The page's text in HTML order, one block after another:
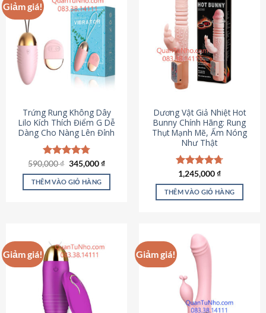
Giảm giá!
Trứng Rung Không Dây
Lilo Kích Thích Điểm G Dễ
Dàng Cho Nàng Lên Đỉnh
Được xếp
hạng4.79
5 sao
590,000₫ Giá
là:
590,000 ₫.
345,000₫Giá
tại
345,000 ₫.
THÊM VÀO GIỎ HÀNG
Dương Vật Giả Nhiệt Hot
Bunny Chính Hãng: Rung
Thụt Mạnh Mẽ, Ấm Nóng
Như Thật
Được xếp
hạng4.73
5 sao
1,245,000₫
THÊM VÀO GIỎ HÀNG
Giảm giá! Giảm giá!